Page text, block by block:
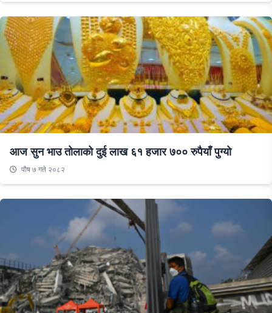
आज सुन भाउ तोलाको दुई लाख ६१ हजार ७०० रुपैयाँ पुग्यो
पौष ७ गते २०८२